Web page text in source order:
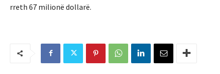
rreth 67 milionë dollarë.